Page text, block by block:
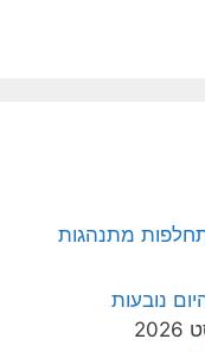
מתנהגות
נובעות